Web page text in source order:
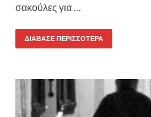
σακούλες για …
ΔΙΆΒΑΣΕ ΠΕΡΙΣΣΌΤΕΡΑ